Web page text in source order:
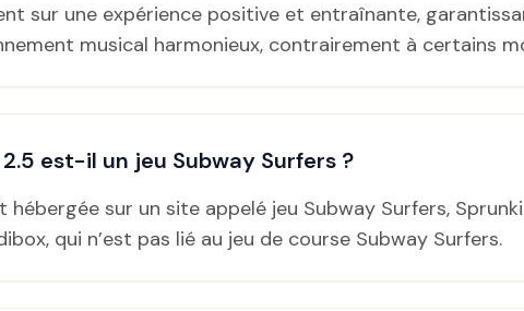
sur une expérience positive et entraînante,
musical harmonieux, contrairement à certains
2.5 est-il un jeu Subway Surfers ?
sur un site appelé jeu Subway Surfers,
qui n’est pas lié au jeu de course Subway Surfers.